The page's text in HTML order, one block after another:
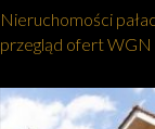
Nieruchomości
przegląd ofert WGN